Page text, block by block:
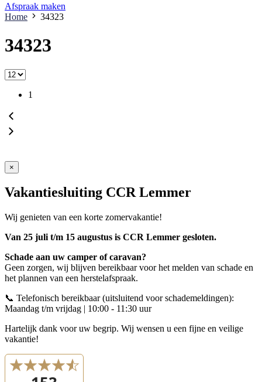
Afspraak maken
Home
34323
34323
1
×
Vakantiesluiting CCR Lemmer
Wij genieten van een korte zomervakantie!
Van 25 juli t/m 15 augustus is CCR Lemmer gesloten.
Schade aan uw camper of caravan?
Geen zorgen, wij blijven bereikbaar voor het melden van schade en
het plannen van een herstelafspraak.
📞 Telefonisch bereikbaar (uitsluitend voor schademeldingen):
Maandag t/m vrijdag | 10:00 - 11:30 uur
Hartelijk dank voor uw begrip. Wij wensen u een fijne en veilige
vakantie!